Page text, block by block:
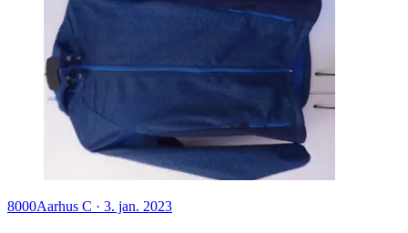
8000Aarhus C · 3. jan. 2023